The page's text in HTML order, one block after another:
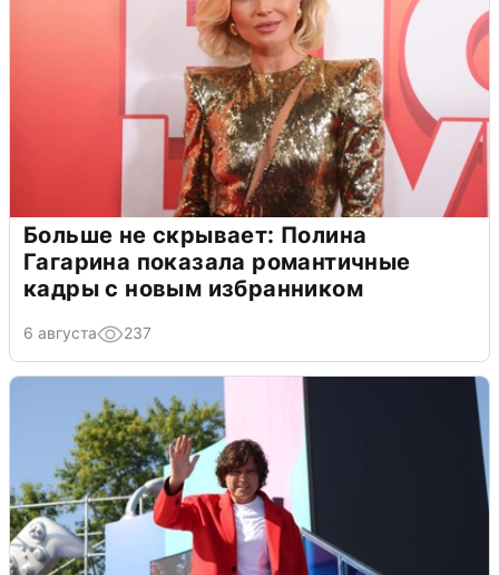
Больше не скрывает: Полина
Гагарина показала романтичные
кадры с новым избранником
6 августа 237